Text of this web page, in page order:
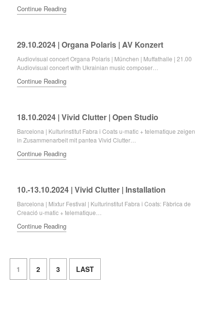
Continue Reading
29.10.2024 | Organa Polaris | AV Konzert
Audiovisual concert Organa Polaris | München | Muffathalle | 21.00
Audiovisual concert with Ukrainian music composer…
Continue Reading
18.10.2024 | Vivid Clutter | Open Studio
Barcelona | Kulturinstitut Fabra i Coats u-matic + telematique zeigen
in Zusammenarbeit mit pantea Vivid Clutter…
Continue Reading
10.-13.10.2024 | Vivid Clutter | Installation
Barcelona | Mixtur Festival | Kulturinstitut Fabra i Coats: Fàbrica de
Creació u-matic + telematique…
Continue Reading
1 2 3 LAST